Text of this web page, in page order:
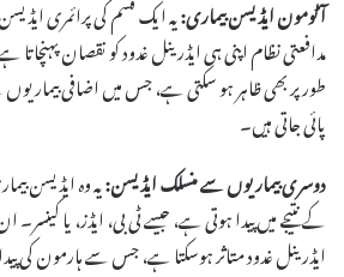
آٹومون ایڈیسن بیماری:یہ ایک قسم کی پرائمری
مدافعتی نظام اپنی ہی ایڈرینل غدود کو نقصان
طور پر بھی ظاہر ہو سکتی ہے، جس میں اضافی
پائی جاتی ہیں۔
دوسری بیماریوں سے منسلک ایڈیسن:یہ وہ ایڈیسن
کے نتیجے میں پیدا ہوتی ہے، جیسے ٹی بی، ایڈز، یا
ایڈرینل غدود متاثر ہوسکتا ہے، جس سے ہارمون کی